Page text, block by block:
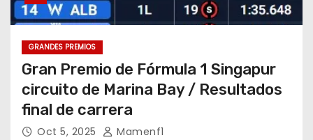
GRANDES PREMIOS
Gran Premio de Fórmula 1 Singapur
circuito de Marina Bay / Resultados
final de carrera
Oct 5, 2025 Mamenf1